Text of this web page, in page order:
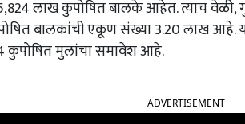
लाख कुपोषित बालके आहेत. त्याच वेळी,
बालकांची एकूण संख्या 3.20 लाख आहे.
कुपोषित मुलांचा समावेश आहे.